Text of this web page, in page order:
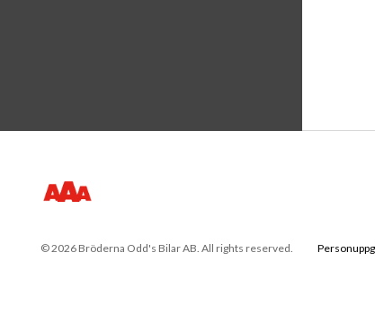
© 2026 Bröderna Odd's Bilar AB. All rights reserved.